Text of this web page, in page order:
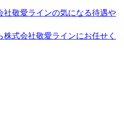
社敬愛ラインの気になる待遇や
式会社敬愛ラインにお任せく